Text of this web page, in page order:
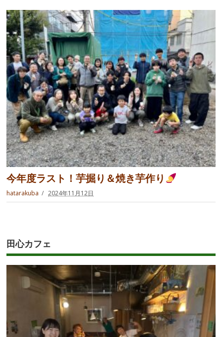
今年度ラスト！芋掘り＆焼き芋作り
hatarakuba 2024年11月12日
田心カフェ